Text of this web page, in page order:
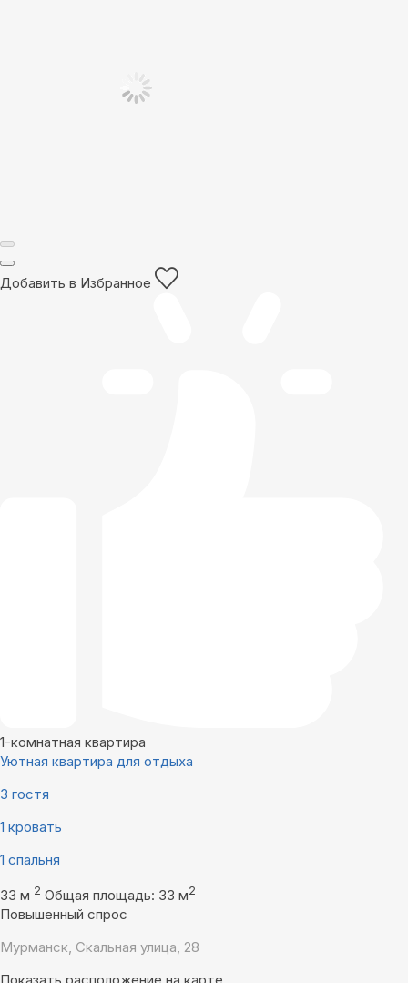
Добавить в Избранное
1-комнатная квартира
Уютная квартира для отдыха
3 гостя
1 кровать
1 спальня
33 м 2 Общая площадь: 33 м2
Повышенный спрос
Мурманск, Скальная улица, 28